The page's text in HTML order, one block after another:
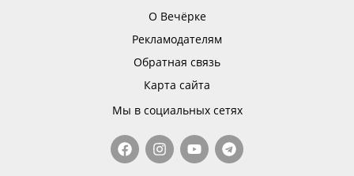
О Вечёрке
Рекламодателям
Обратная связь
Карта сайта
Мы в социальных сетях